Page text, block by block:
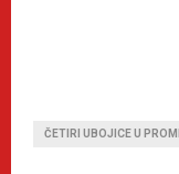
ČETIRI UBOJICE U